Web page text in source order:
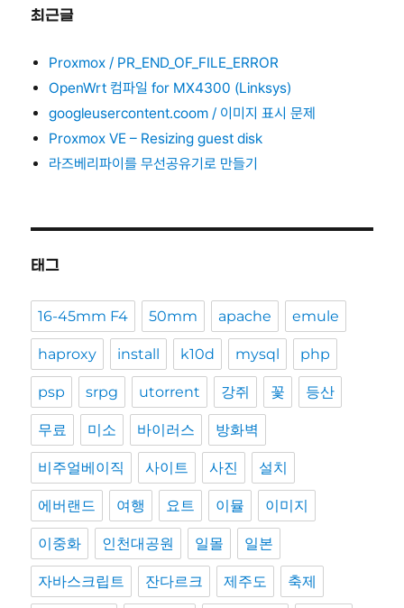
최근글
Proxmox / PR_END_OF_FILE_ERROR
OpenWrt 컴파일 for MX4300 (Linksys)
googleusercontent.coom / 이미지 표시 문제
Proxmox VE – Resizing guest disk
라즈베리파이를 무선공유기로 만들기
태그
16-45mm F4 50mm apache emule
haproxy install k10d mysql php
psp srpg utorrent 강쥐 꽃 등산
무료 미소 바이러스 방화벽
비주얼베이직 사이트 사진 설치
에버랜드 여행 요트 이뮬 이미지
이중화 인천대공원 일몰 일본
자바스크립트 잔다르크 제주도 축제